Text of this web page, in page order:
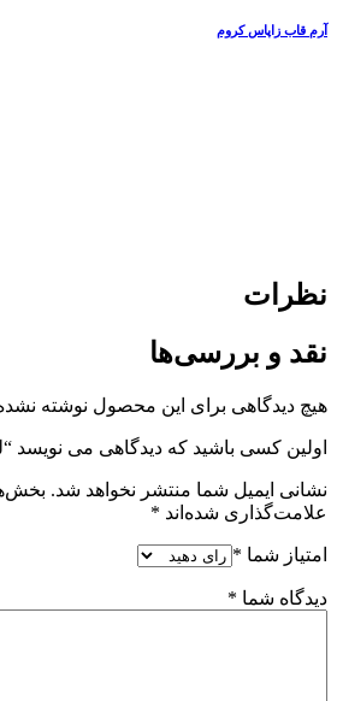
آرم قاب زاپاس کروم
نظرات
نقد و بررسی‌ها
هیچ دیدگاهی برای این محصول نوشته
اولین کسی باشید که دیدگاهی می نویسد
نشانی ایمیل شما منتشر نخواهد شد.
علامت‌گذاری شده‌اند *
امتیاز شما *
دیدگاه شما *